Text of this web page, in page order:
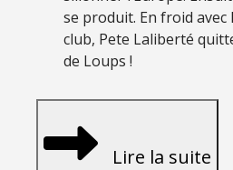
se produit. En froid
club, Pete Laliberté
de Loups !
Lire la suite